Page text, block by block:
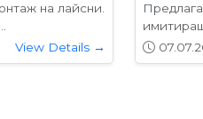
следните
View Details →
Вратите
размери: